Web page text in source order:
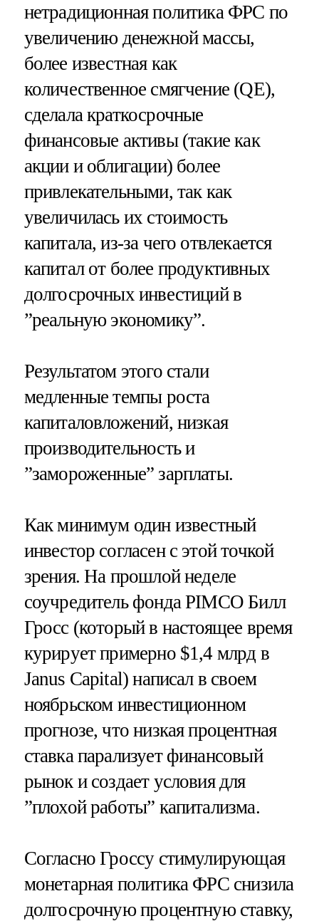
нетрадиционная политика ФРС по
увеличению денежной массы,
более известная как
количественное смягчение (QE),
сделала краткосрочные
финансовые активы (такие как
акции и облигации) более
привлекательными, так как
увеличилась их стоимость
капитала, из-за чего отвлекается
капитал от более продуктивных
долгосрочных инвестиций в
”реальную экономику”.
Результатом этого стали
медленные темпы роста
капиталовложений, низкая
производительность и
”замороженные” зарплаты.
Как минимум один известный
инвестор согласен с этой точкой
зрения. На прошлой неделе
соучредитель фонда PIMCO Билл
Гросс (который в настоящее время
курирует примерно $1,4 млрд в
Janus Capital) написал в своем
ноябрьском инвестиционном
прогнозе, что низкая процентная
ставка парализует финансовый
рынок и создает условия для
”плохой работы” капитализма.
Согласно Гроссу стимулирующая
монетарная политика ФРС снизила
долгосрочную процентную ставку,